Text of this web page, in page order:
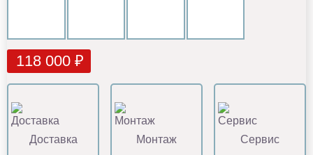
118 000 ₽
Доставка Монтаж Сервис